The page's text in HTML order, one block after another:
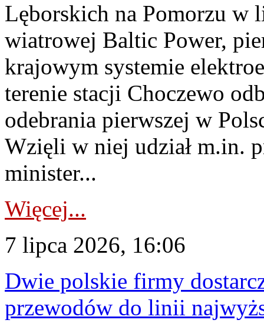
Lęborskich na Pomorzu w
wiatrowej Baltic Power,
krajowym systemie
terenie stacji Choczewo
odebrania pierwszej w
Wzięli w niej udział m.in.
minister...
Więcej...
7 lipca 2026, 16:06
Dwie polskie firmy
przewodów do linii